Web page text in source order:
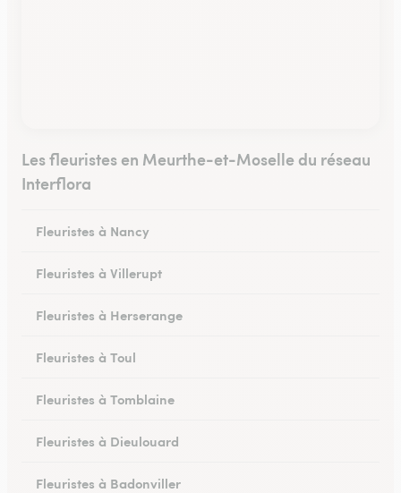
Les fleuristes en Meurthe-et-Moselle du réseau
Interflora
Fleuristes à Nancy
Fleuristes à Villerupt
Fleuristes à Herserange
Fleuristes à Toul
Fleuristes à Tomblaine
Fleuristes à Dieulouard
Fleuristes à Badonviller